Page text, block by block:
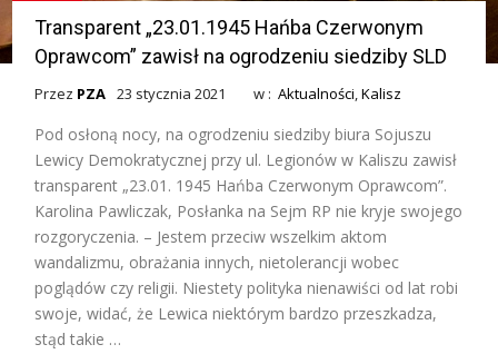
Transparent „23.01.1945 Hańba Czerwonym
Oprawcom” zawisł na ogrodzeniu siedziby SLD
Przez PZA 23 stycznia 2021 w :Aktualności,Kalisz
Pod osłoną nocy, na ogrodzeniu siedziby biura Sojuszu
Lewicy Demokratycznej przy ul. Legionów w Kaliszu zawisł
transparent „23.01. 1945 Hańba Czerwonym Oprawcom”.
Karolina Pawliczak, Posłanka na Sejm RP nie kryje swojego
rozgoryczenia. – Jestem przeciw wszelkim aktom
wandalizmu, obrażania innych, nietolerancji wobec
poglądów czy religii. Niestety polityka nienawiści od lat robi
swoje, widać, że Lewica niektórym bardzo przeszkadza,
stąd takie …